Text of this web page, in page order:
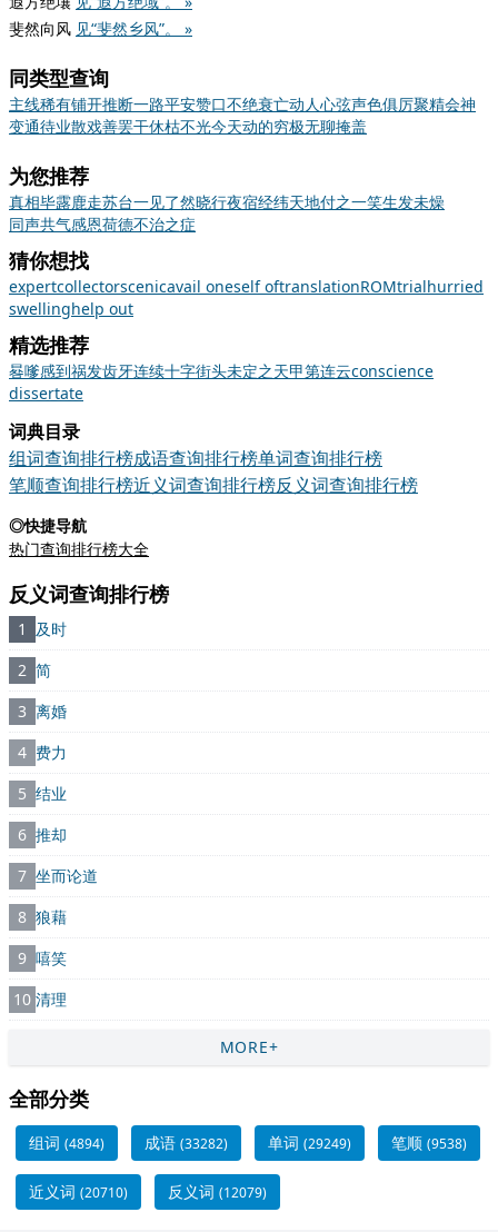
斐然向风 见“斐然乡风”。 »
同类型查询
主线稀有铺开推断一路平安赞口不绝衰亡动人心弦声色俱厉聚精会神
变通待业散戏善罢干休枯不光今天动的穷极无聊掩盖
为您推荐
真相毕露鹿走苏台一见了然晓行夜宿经纬天地付之一笑生发未燥
同声共气感恩荷德不治之症
猜你想找
expertcollectorscenicavail oneself oftranslationROMtrialhurried
swellinghelp out
精选推荐
晷嗲感到祸发齿牙连续十字街头未定之天甲第连云conscience
dissertate
词典目录
组词查询排行榜成语查询排行榜单词查询排行榜
笔顺查询排行榜近义词查询排行榜反义词查询排行榜
◎快捷导航
热门查询排行榜大全
反义词查询排行榜
1
及时
2 简
3 离婚
4 费力
5 结业
6 推却
7 坐而论道
8 狼藉
9 嘻笑
10 清理
MORE+
全部分类
组词 (4894) 成语 (33282) 单词 (29249) 笔顺 (9538)
近义词 (20710) 反义词 (12079)